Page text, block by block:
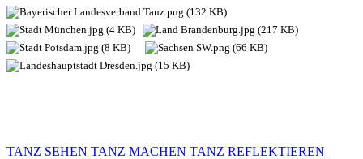
TANZ SEHEN TANZ MACHEN TANZ REFLEKTIEREN